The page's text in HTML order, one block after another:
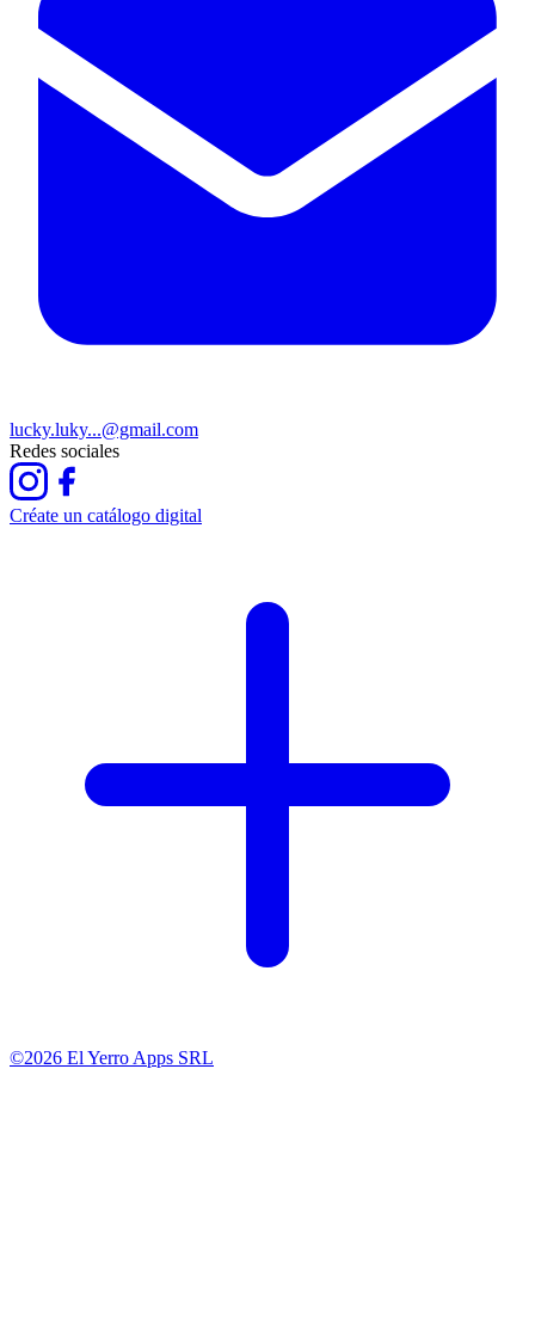
lucky.luky...@gmail.com
Redes sociales
Créate un catálogo digital
©2026 El Yerro Apps SRL